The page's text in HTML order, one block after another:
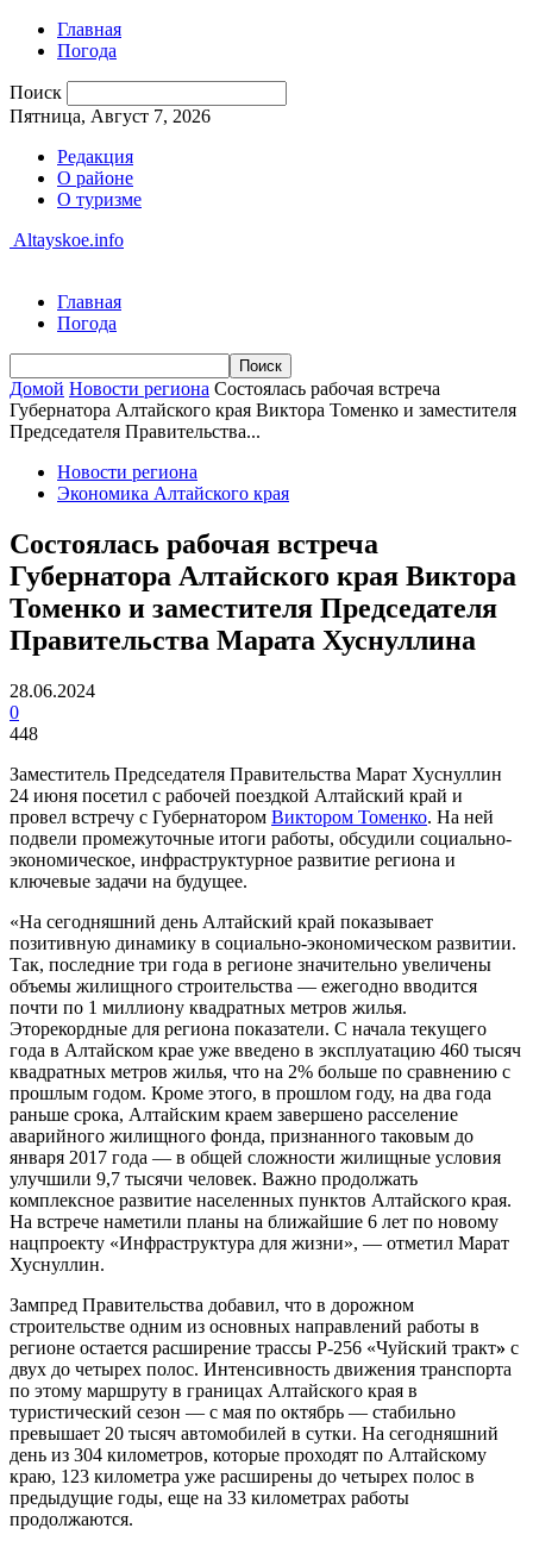
Главная
Погода
Поиск
Пятница, Август 7, 2026
Редакция
О районе
О туризме
Altayskoe.info
Главная
Погода
Домой Новости региона Состоялась рабочая встреча
Губернатора Алтайского края Виктора Томенко и заместителя
Председателя Правительства...
Новости региона
Экономика Алтайского края
Состоялась рабочая встреча
Губернатора Алтайского края Виктора
Томенко и заместителя Председателя
Правительства Марата Хуснуллина
28.06.2024
0
448
Заместитель Председателя Правительства Марат Хуснуллин
24 июня посетил с рабочей поездкой Алтайский край и
провел встречу с Губернатором Виктором Томенко. На ней
подвели промежуточные итоги работы, обсудили социально-
экономическое, инфраструктурное развитие региона и
ключевые задачи на будущее.
«На сегодняшний день Алтайский край показывает
позитивную динамику в социально-экономическом развитии.
Так, последние три года в регионе значительно увеличены
объемы жилищного строительства — ежегодно вводится
почти по 1 миллиону квадратных метров жилья.
Эторекордные для региона показатели. С начала текущего
года в Алтайском крае уже введено в эксплуатацию 460 тысяч
квадратных метров жилья, что на 2% больше по сравнению с
прошлым годом. Кроме этого, в прошлом году, на два года
раньше срока, Алтайским краем завершено расселение
аварийного жилищного фонда, признанного таковым до
января 2017 года — в общей сложности жилищные условия
улучшили 9,7 тысячи человек. Важно продолжать
комплексное развитие населенных пунктов Алтайского края.
На встрече наметили планы на ближайшие 6 лет по новому
нацпроекту «Инфраструктура для жизни», — отметил Марат
Хуснуллин.
Зампред Правительства добавил, что в дорожном
строительстве одним из основных направлений работы в
регионе остается расширение трассы Р-256 «Чуйский тракт» с
двух до четырех полос. Интенсивность движения транспорта
по этому маршруту в границах Алтайского края в
туристический сезон — с мая по октябрь — стабильно
превышает 20 тысяч автомобилей в сутки. На сегодняшний
день из 304 километров, которые проходят по Алтайскому
краю, 123 километра уже расширены до четырех полос в
предыдущие годы, еще на 33 километрах работы
продолжаются.